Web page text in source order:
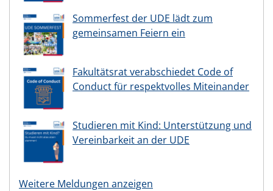
Sommerfest der UDE lädt zum
gemeinsamen Feiern ein
Fakultätsrat verabschiedet Code of
Conduct für respektvolles Miteinander
Studieren mit Kind: Unterstützung und
Vereinbarkeit an der UDE
Weitere Meldungen anzeigen